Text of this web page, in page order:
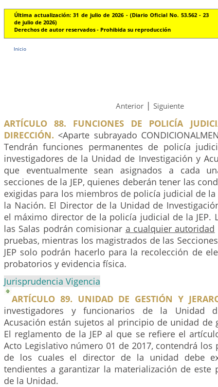
Última actualización: 31 de julio de 2026 - (Diario Oficial No. 53.562 - 23
de julio de 2026)
Derechos de autor reservados - Prohibida su reproducción
Inicio
Anterior | Siguiente
ARTÍCULO 88. FUNCIONES DE POLICÍA
DIRECCIÓN. <Aparte subrayado
Tendrán funciones permanentes de policía
investigadores de la Unidad de Investigación y
que eventualmente sean asignados a cada
secciones de la JEP, quienes deberán tener las
exigidas para los miembros de policía judicial de la
la Nación. El Director de la Unidad de
el máximo director de la policía judicial de la JEP.
las Salas podrán comisionar a cualquier autoridad
pruebas, mientras los magistrados de las
JEP solo podrán hacerlo para la recolección de
probatorios y evidencia física.
Jurisprudencia Vigencia
ARTÍCULO 89. UNIDAD DE GESTIÓN Y
investigadores y funcionarios de la Unidad
Acusación están sujetos al principio de unidad de
El reglamento de la JEP al que se refiere el
Acto Legislativo número 01 de 2017, contendrá
de los cuales el director de la unidad debe
tendientes a garantizar la materialización de
de la Unidad.